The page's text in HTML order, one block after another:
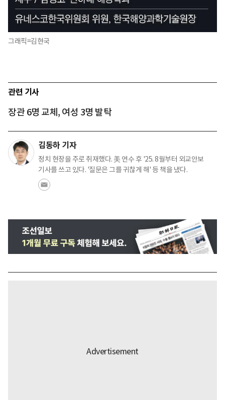
그래픽=김현국
관련 기사
장관 6명 교체, 여성 3명 발탁
김동하 기자
정치 현장을 주로 취재했다. 美 연수 후 '25. 8월부터 외교안보
기사를 쓰고 있다. '질문은 그를 귀찮게 해' 등 책을 냈다.